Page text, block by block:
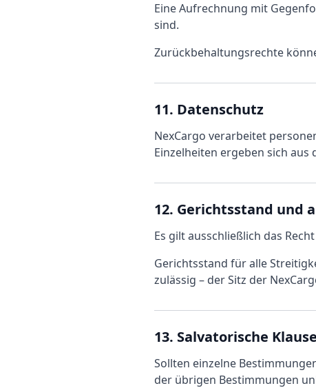
Eine Aufrechnung mit
sind.
Zurückbehaltungsrechte
11. Datenschutz
NexCargo verarbeitet
Einzelheiten ergeben sich aus
12. Gerichtsstand und
Es gilt ausschließlich das
Gerichtsstand für alle
zulässig – der Sitz der
13. Salvatorische
Sollten einzelne
der übrigen Bestimmungen